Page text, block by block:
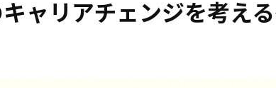
ーによる管理職・経営層メンタリング
ャリアチェンジを考える